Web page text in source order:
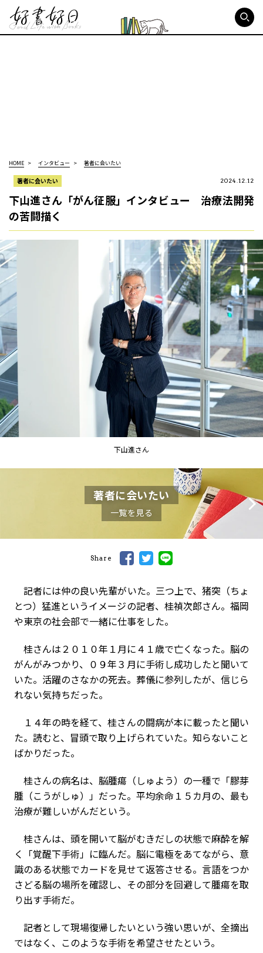
HOME インタビュー 著者に会いたい
著者に会いたい 2024.12.12
下山進さん「がん征服」インタビュー 治療法開発
の苦闘描く
下山進さん
著者に会いたい
一覧を見る
Share
記者には仲の良い先輩がいた。三つ上で、猪突（ちょ
とつ）猛進というイメージの記者、桂禎次郎さん。福岡
や東京の社会部で一緒に仕事をした。
桂さんは２０１０年１月に４１歳で亡くなった。脳の
がんがみつかり、０９年３月に手術し成功したと聞いて
いた。活躍のさなかの死去。葬儀に参列したが、信じら
れない気持ちだった。
１４年の時を経て、桂さんの闘病が本に載ったと聞い
た。読むと、冒頭で取り上げられていた。知らないこと
ばかりだった。
桂さんの病名は、脳腫瘍（しゅよう）の一種で「膠芽
腫（こうがしゅ）」だった。平均余命１５カ月の、最も
治療が難しいがんだという。
桂さんは、頭を開いて脳がむきだしの状態で麻酔を解
く「覚醒下手術」に臨んだ。脳に電極をあてながら、意
識のある状態でカードを見せて返答させる。言語をつか
さどる脳の場所を確認し、その部分を回避して腫瘍を取
り出す手術だ。
記者として現場復帰したいという強い思いが、全摘出
ではなく、このような手術を希望させたという。